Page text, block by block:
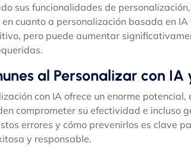
sus funcionalidades de
cuanto a personalización basada en
pero puede aumentar
al Personalizar con
con IA ofrece un enorme
comprometer su efectividad e incluso
errores y cómo prevenirlos es clave
y responsable.